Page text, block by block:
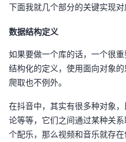
下面我就几个部分的关键实现对
数据结构定义
如果要做一个库的话，一个很
结构化的定义，使用面向对象
爬取也不例外。
在抖音中，其实有很多种对象
论等等，它们之间通过某种关
个配乐，那么视频和音乐就存